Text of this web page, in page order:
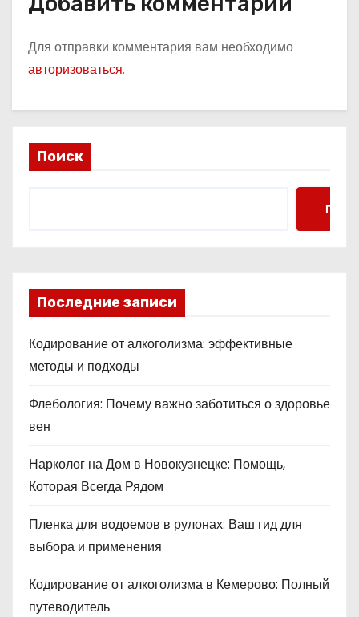
Для отправки комментария вам необходимо
авторизоваться.
Поиск
Поиск
Последние записи
Кодирование от алкоголизма: эффективные
методы и подходы
Флебология: Почему важно заботиться о здоровье
вен
Нарколог на Дом в Новокузнецке: Помощь,
Которая Всегда Рядом
Пленка для водоемов в рулонах: Ваш гид для
выбора и применения
Кодирование от алкоголизма в Кемерово: Полный
путеводитель